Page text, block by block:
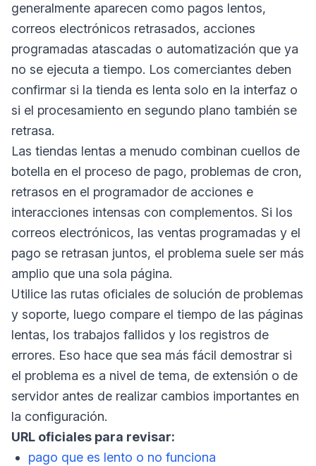
generalmente aparecen como pagos lentos,
correos electrónicos retrasados, acciones
programadas atascadas o automatización que ya
no se ejecuta a tiempo. Los comerciantes deben
confirmar si la tienda es lenta solo en la interfaz o
si el procesamiento en segundo plano también se
retrasa.
Las tiendas lentas a menudo combinan cuellos de
botella en el proceso de pago, problemas de cron,
retrasos en el programador de acciones e
interacciones intensas con complementos. Si los
correos electrónicos, las ventas programadas y el
pago se retrasan juntos, el problema suele ser más
amplio que una sola página.
Utilice las rutas oficiales de solución de problemas
y soporte, luego compare el tiempo de las páginas
lentas, los trabajos fallidos y los registros de
errores. Eso hace que sea más fácil demostrar si
el problema es a nivel de tema, de extensión o de
servidor antes de realizar cambios importantes en
la configuración.
URL oficiales para revisar:
pago que es lento o no funciona